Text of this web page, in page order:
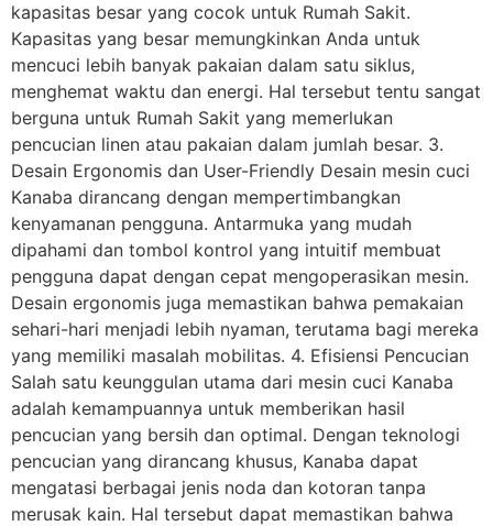
kapasitas besar yang cocok untuk Rumah Sakit.
Kapasitas yang besar memungkinkan Anda untuk
mencuci lebih banyak pakaian dalam satu siklus,
menghemat waktu dan energi. Hal tersebut tentu sangat
berguna untuk Rumah Sakit yang memerlukan
pencucian linen atau pakaian dalam jumlah besar. 3.
Desain Ergonomis dan User-Friendly Desain mesin cuci
Kanaba dirancang dengan mempertimbangkan
kenyamanan pengguna. Antarmuka yang mudah
dipahami dan tombol kontrol yang intuitif membuat
pengguna dapat dengan cepat mengoperasikan mesin.
Desain ergonomis juga memastikan bahwa pemakaian
sehari-hari menjadi lebih nyaman, terutama bagi mereka
yang memiliki masalah mobilitas. 4. Efisiensi Pencucian
Salah satu keunggulan utama dari mesin cuci Kanaba
adalah kemampuannya untuk memberikan hasil
pencucian yang bersih dan optimal. Dengan teknologi
pencucian yang dirancang khusus, Kanaba dapat
mengatasi berbagai jenis noda dan kotoran tanpa
merusak kain. Hal tersebut dapat memastikan bahwa